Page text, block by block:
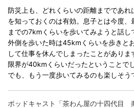
防災上も、どれくらいの距離までであ
を知っておくのは有効。息子とは今度
までの7kmくらいを歩いてみようと話
外側を歩いた時は45kmくらいを歩きと
して仕事を休んでしまったことがあり
限界が40kmくらいだったということで
でも、もう一度歩いてみるのも楽しそう
ポッドキャスト「茶わん屋の十四代目